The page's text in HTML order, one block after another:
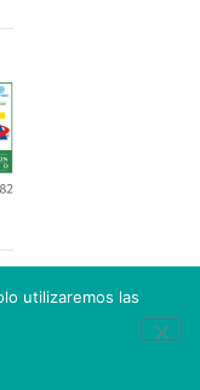
utilizaremos las